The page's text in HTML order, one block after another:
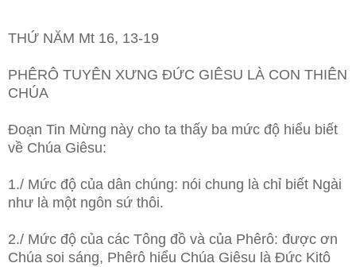
THỨ NĂM Mt 16, 13-19
PHÊRÔ TUYÊN XƯNG ĐỨC GIÊSU LÀ CON THIÊN
CHÚA
Đoạn Tin Mừng này cho ta thấy ba mức độ hiểu biết
về Chúa Giêsu:
1./ Mức độ của dân chúng: nói chung là chỉ biết Ngài
như là một ngôn sứ thôi.
2./ Mức độ của các Tông đồ và của Phêrô: được ơn
Chúa soi sáng, Phêrô hiểu Chúa Giêsu là Đức Kitô